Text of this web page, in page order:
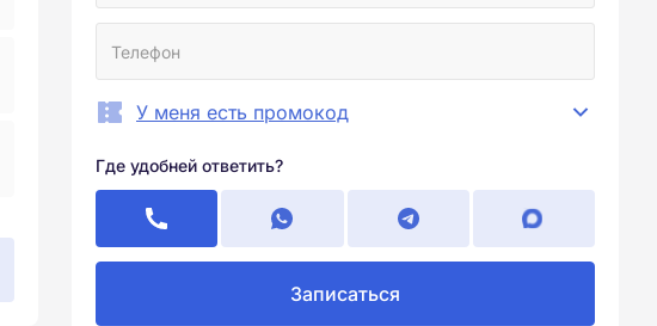
У меня есть промокод
Где удобней ответить?
Записаться